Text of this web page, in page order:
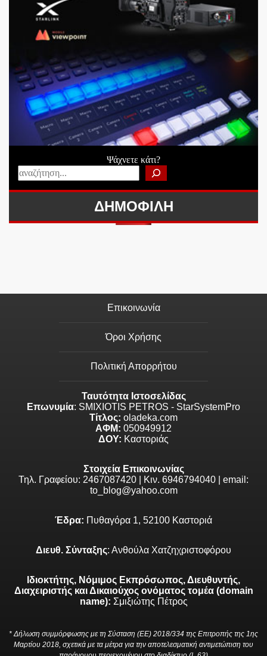
Ψάχνετε κάτι?
ΔΗΜΟΦΙΛΗ
Επικοινωνία
Όροι Χρήσης
Πολιτική Απορρήτου
Ταυτότητα Ιστοσελίδας
Επωνυμία: SMIXIOTIS PETROS - StarSystemPro
Τίτλος: oladeka.com
ΑΦΜ: 050949912
ΔΟΥ: Καστοριάς
Στοιχεία Επικοινωνίας
Τηλ. Γραφείου: 2467087420 | Κιν. 6946794040 | email:
to_blog@yahoo.com
Έδρα: Πυθαγόρα 1, 52100 Καστοριά
Διευθ. Σύνταξης: Ανθούλα Χατζηχριστοφόρου
Ιδιοκτήτης, Νόμιμος Εκπρόσωπος, Διευθυντής,
Διαχειριστής και Δικαιούχος ονόματος τομέα (domain
name): Σμιξιώτης Πέτρος
* Δήλωση συμμόρφωσης με τη Σύσταση (ΕΕ) 2018/334 της Επιτροπής της 1ης
Μαρτίου 2018, σχετικά με τα μέτρα για την αποτελεσματική αντιμετώπιση του